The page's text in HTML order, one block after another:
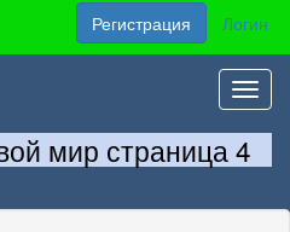
Регистрация Логин
мир страница 4